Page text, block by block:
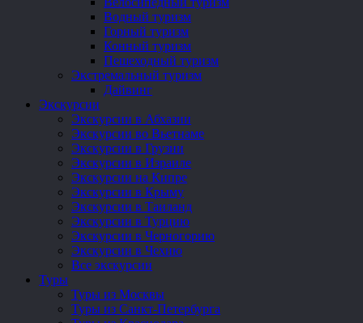
Водный туризм
Горный туризм
Конный туризм
Пешеходный туризм
Экстремальный туризм
Дайвинг
Экскурсии
Экскурсии в Абхазии
Экскурсии во Вьетнаме
Экскурсии в Грузии
Экскурсии в Израиле
Экскурсии на Кипре
Экскурсии в Крыму
Экскурсии в Таиланд
Экскурсии в Турцию
Экскурсии в Черногорию
Экскурсии в Чехию
Все экскурсии
Туры
Туры из Москвы
Туры из Санкт-Петербурга